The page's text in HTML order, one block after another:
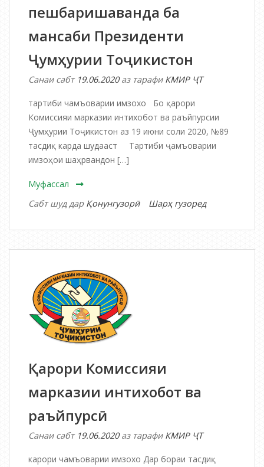
пешбаришаванда ба
мансаби Президенти
Ҷумҳурии Тоҷикистон
Санаи сабт 19.06.2020аз тарафи КМИР ҶТ
тартиби чамъоварии имзохо Бо қарори
Комиссияи марказии интихобот ва раъйпурсии
Ҷумҳурии Тоҷикистон аз 19 июни соли 2020, №89
тасдиқ карда шудааст Тартиби ҷамъоварии
имзоҳои шаҳрвандон […]
Муфассал
Сабт шуд дар Қонунгузорӣ Шарҳ гузореддар
ҷамъоварии
имзоҳои
Қарори Комиссияи
марказии интихобот ва
раъйпурсӣ
Санаи сабт 19.06.2020аз тарафи КМИР ҶТ
карори чамъоварии имзохо Дар бораи тасдиқ